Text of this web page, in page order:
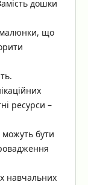
дошки
малюнки, що
ресурси –
можуть бути
навчальних